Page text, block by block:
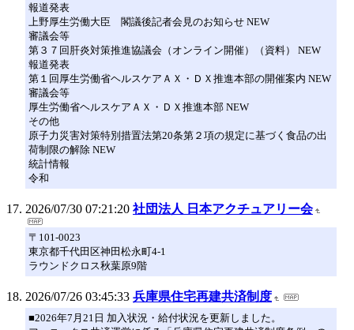
報道発表
上野厚生労働大臣 閣議後記者会見のお知らせ NEW
審議会等
第３７回肝炎対策推進協議会（オンライン開催）（資料） NEW
報道発表
第１回厚生労働省ヘルスケアＡＸ・ＤＸ推進本部の開催案内 NEW
審議会等
厚生労働省ヘルスケアＡＸ・ＤＸ推進本部 NEW
その他
原子力災害対策特別措置法第20条第２項の規定に基づく食品の出
荷制限の解除 NEW
統計情報
令和
2026/07/30 07:21:20 社団法人 日本アクチュアリー会
〒101-0023
東京都千代田区神田松永町4-1
ラウンドクロス秋葉原9階
2026/07/26 03:45:33 兵庫県住宅再建共済制度
■2026年7月21日 加入状況・給付状況を更新しました。